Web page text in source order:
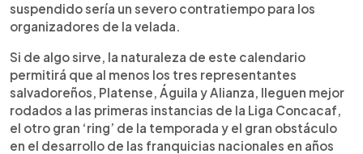
suspendido sería un severo contratiempo para los
organizadores de la velada.
Si de algo sirve, la naturaleza de este calendario
permitirá que al menos los tres representantes
salvadoreños, Platense, Águila y Alianza, lleguen mejor
rodados a las primeras instancias de la Liga Concacaf,
el otro gran ‘ring’ de la temporada y el gran obstáculo
en el desarrollo de las franquicias nacionales en años